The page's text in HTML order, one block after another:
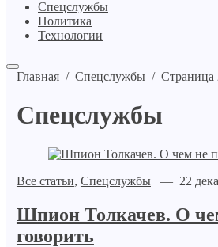
Спецслужбы
Политика
Технологии
Главная/ Спецслужбы/ Страница
Спецслужбы
Все статьи, Спецслужбы— 22
Шпион Толкачев. О
говорить